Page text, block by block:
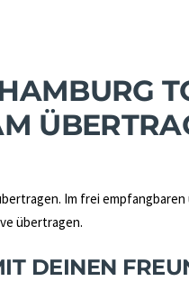
Im frei
übertragen.
DEINEN